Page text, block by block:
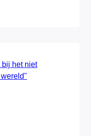
een ding
Hoewel hij…